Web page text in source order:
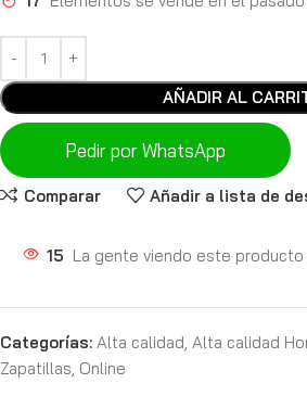
AÑADIR AL
Pedir por WhatsApp
Comparar Añadir a lista de
15 La gente viendo este producto
Categorías: Alta calidad, Alta calidad
Zapatillas, Online